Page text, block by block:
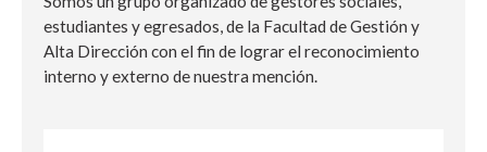
estudiantes y egresados, de la Facultad de Gestión y
Alta Dirección con el fin de lograr el reconocimiento
interno y externo de nuestra mención.